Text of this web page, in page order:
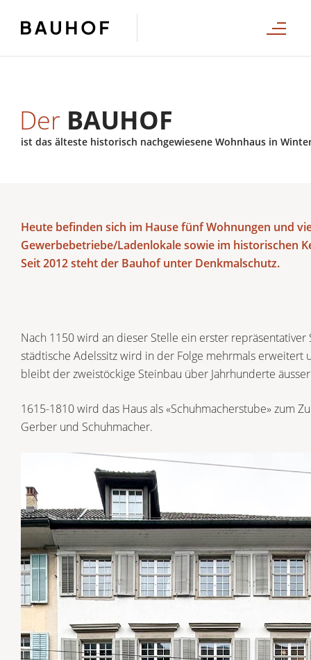
Der BAUHOF
ist das älteste historisch nachgewiesene Wohnhaus in
Heute befinden sich im Hause fünf Wohnungen und
Gewerbebetriebe/Ladenlokale sowie im historischen
Seit 2012 steht der Bauhof unter Denkmalschutz.
Nach 1150 wird an dieser Stelle ein erster
städtische Adelssitz wird in der Folge mehrmals erweitert
bleibt der zweistöckige Steinbau über Jahrhunderte
1615-1810 wird das Haus als «Schuhmacherstube» zum
Gerber und Schuhmacher.